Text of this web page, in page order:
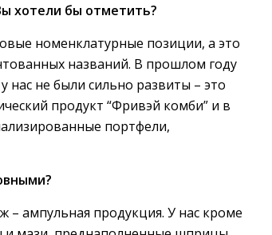
хотели бы отметить?
номенклатурные позиции, а это
названий. В прошлом году
нас не были сильно развиты – это
продукт “Фривэй комби” и в
портфели,
– ампульная продукция. У нас кроме